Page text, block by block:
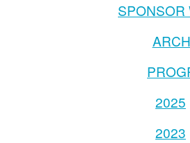
SPONSOR
2025
2023